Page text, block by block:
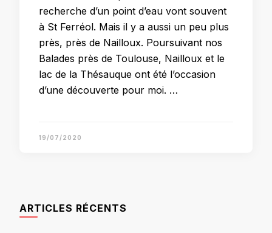
recherche d’un point d’eau vont souvent
à St Ferréol. Mais il y a aussi un peu plus
près, près de Nailloux. Poursuivant nos
Balades près de Toulouse, Nailloux et le
lac de la Thésauque ont été l’occasion
d’une découverte pour moi. …
19/07/2020
ARTICLES RÉCENTS